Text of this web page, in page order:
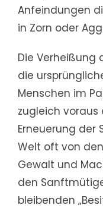
Anfeindungen
in Zorn oder
Die Verheißung
die
Menschen im
zugleich
Erneuerung der
Welt oft von
Gewalt und
den
bleibenden